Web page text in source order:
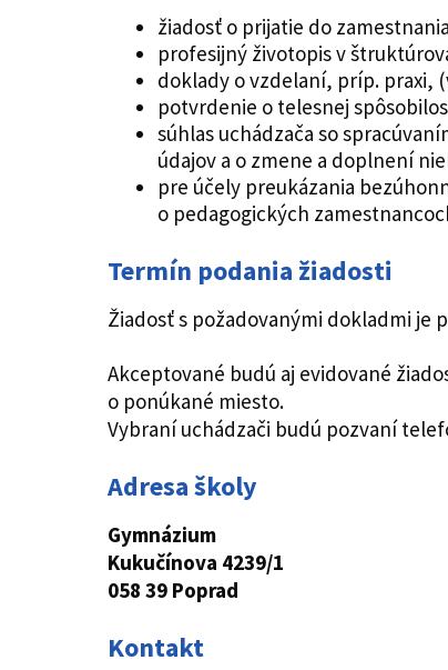
žiadosť o prijatie do
profesijný životopis v
doklady o vzdelaní, príp. praxi,
potvrdenie o telesnej
súhlas uchádzača so
údajov a o zmene a doplnení
pre účely preukázania
o pedagogických
Termín podania žiadosti
Žiadosť s požadovanými dokladmi
Akceptované budú aj evidované
o ponúkané miesto.
Vybraní uchádzači budú pozvaní
Adresa školy
Gymnázium
Kukučínova 4239/1
058 39 Poprad
Kontakt